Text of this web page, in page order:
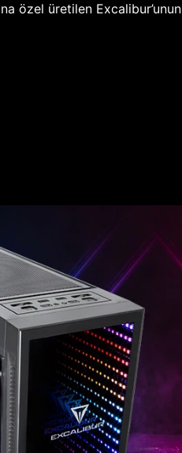
özel üretilen Excalibur’unun